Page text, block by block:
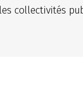
collectivités